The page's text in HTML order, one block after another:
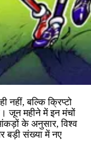
नहीं, बल्कि क्रिप्टो
जून महीने में इन मंचों
आंकड़ों के अनुसार, विश्व
बड़ी संख्या में नए